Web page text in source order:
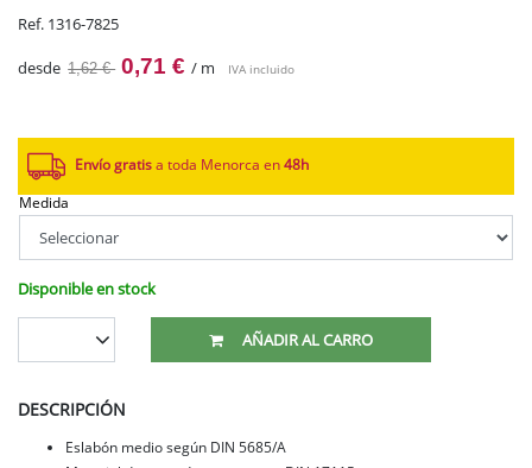
Ref. 1316-7825
desde 1,62 € 0,71 € / m IVA incluido
Envío gratis a toda Menorca en 48h
Medida
Disponible en stock
AÑADIR AL CARRO
DESCRIPCIÓN
Eslabón medio según DIN 5685/A